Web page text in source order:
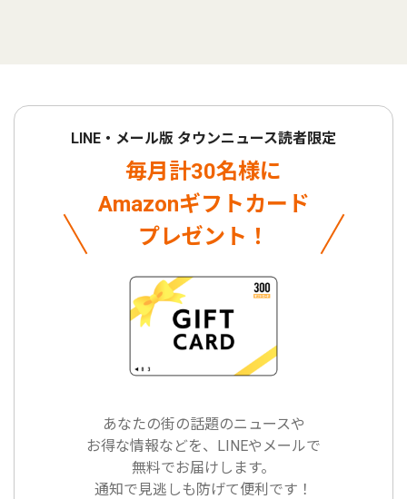
LINE・メール版 タウンニュース読者限定
毎月計30名様に
Amazonギフトカード
プレゼント！
あなたの街の話題のニュースや
お得な情報などを、LINEやメールで
無料でお届けします。
通知で見逃しも防げて便利です！